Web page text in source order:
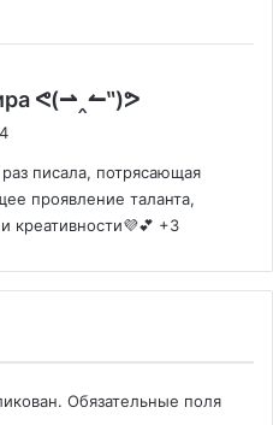
ᕙ(⇀‸↼‶)ᕗ
писала, потрясающая
проявление таланта,
креативности💜💕 +3
Обязательные поля